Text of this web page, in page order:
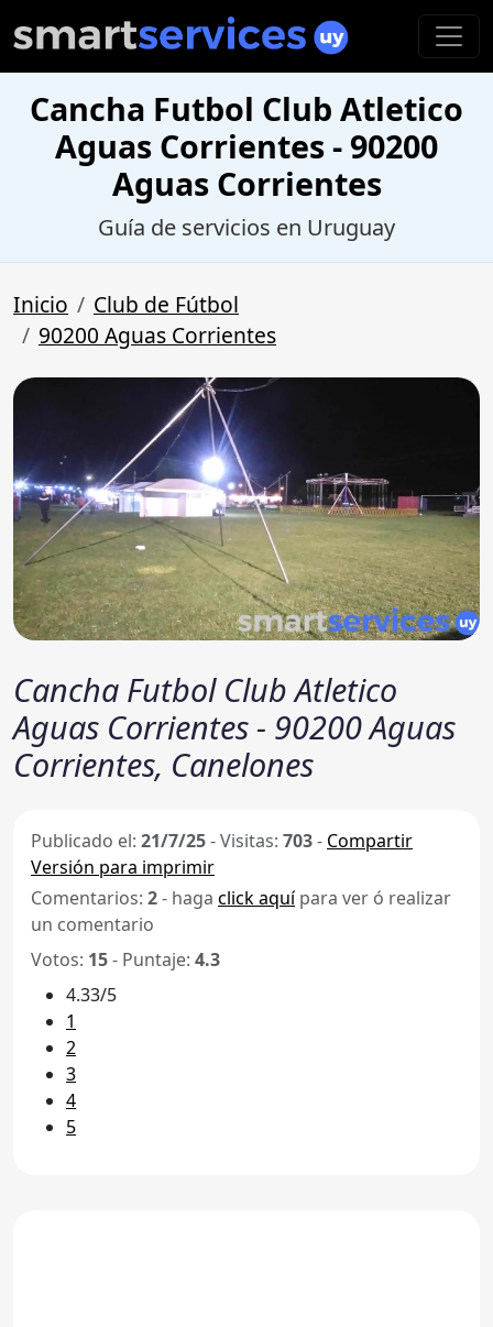
Cancha Futbol Club Atletico
Aguas Corrientes - 90200
Aguas Corrientes
Guía de servicios en Uruguay
Inicio
Club de Fútbol
90200 Aguas Corrientes
Cancha Futbol Club Atletico
Aguas Corrientes - 90200 Aguas
Corrientes, Canelones
Publicado el: 21/7/25-Visitas: 703- Compartir
Versión para imprimir
Comentarios: 2- haga click aquípara ver ó realizar
un comentario
Votos: 15- Puntaje: 4.3
4.33/5
1
2
3
4
5